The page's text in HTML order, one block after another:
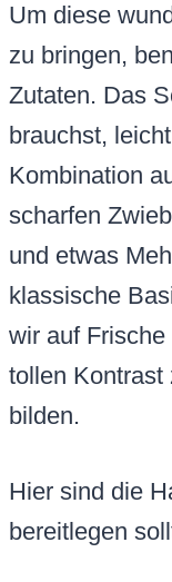
Um diese
zu bringen,
Zutaten. Das
brauchst,
Kombination
scharfen
und etwas
klassische
wir auf
tollen Kontrast
bilden.
Hier sind die
bereitlegen